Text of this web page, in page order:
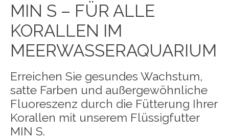
MIN S – FÜR ALLE
KORALLEN IM
MEERWASSERAQUARIUM
Erreichen Sie gesundes Wachstum,
satte Farben und außergewöhnliche
Fluoreszenz durch die Fütterung Ihrer
Korallen mit unserem Flüssigfutter
MIN S.